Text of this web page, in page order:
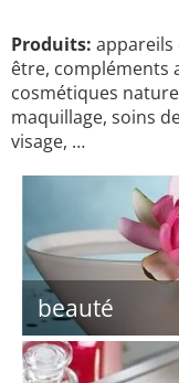
Produits: appareils
être, compléments
cosmétiques
maquillage, soins
visage, …
beauté